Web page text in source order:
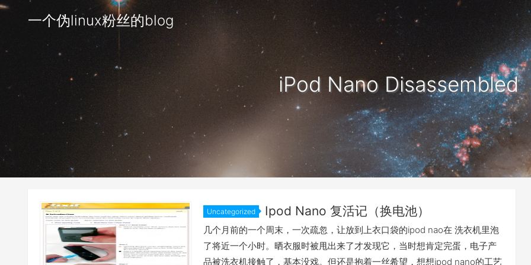
一个伪linux粉丝的blog
iPod Nano Disassembled
Uncategorized Ipod Nano 复活记（换电池）
几个月前的一个周末，一次疏忽，让放到上衣口袋的ipod nao在 洗衣机里泡
了将近一个小时。晒衣服时被甩出来了才发现它，当时想肯定完蛋，电子产
品被洗衣机接触了，基本没戏。但还是抱着一丝希望，想想ipod nano的工艺